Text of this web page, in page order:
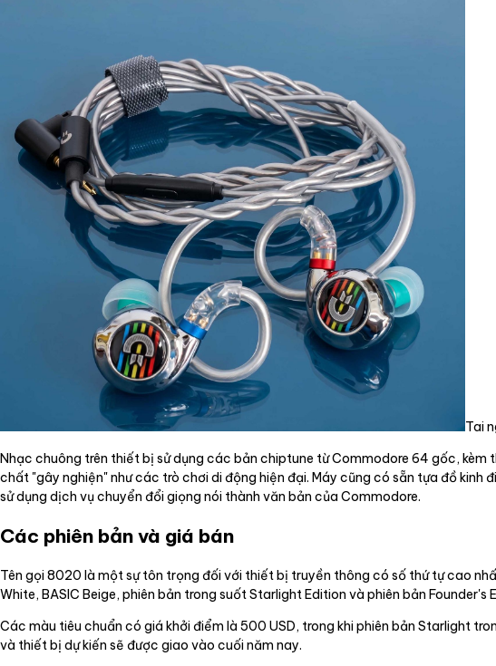
Tai
Nhạc chuông trên thiết bị sử dụng các bản chiptune từ Commodore 64 gốc,
chất "gây nghiện" như các trò chơi di động hiện đại. Máy cũng có sẵn tựa đồ
sử dụng dịch vụ chuyển đổi giọng nói thành văn bản của Commodore.
Các phiên bản và giá bán
Tên gọi 8020 là một sự tôn trọng đối với thiết bị truyền thông có số thứ tự cao
White, BASIC Beige, phiên bản trong suốt Starlight Edition và phiên bản
Các màu tiêu chuẩn có giá khởi điểm là 500 USD, trong khi phiên bản Starlight
và thiết bị dự kiến sẽ được giao vào cuối năm nay.